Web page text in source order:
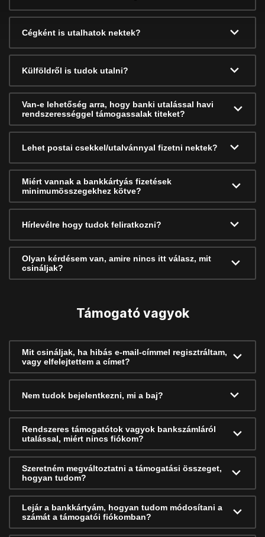
Cégként is utalhatok nektek?
Külföldről is tudok utalni?
Van-e lehetőség arra, hogy banki utalással havi
rendszerességgel támogassalak titeket?
Lehet postai csekkel/utalvánnyal fizetni nektek?
Miért vannak a bankkártyás fizetések
minimumösszegekhez kötve?
Hírlevélre hogy tudok feliratkozni?
Olyan kérdésem van, amire nincs itt válasz, mit
csináljak?
Támogató vagyok
Mit csináljak, ha hibás e-mail-címmel regisztráltam,
vagy elfelejtettem a címet?
Nem tudok bejelentkezni, mi a baj?
Rendszeres támogatótok vagyok bankszámláról
utalással, miért nincs fiókom?
Szeretném megváltoztatni a támogatási összeget,
hogyan tudom?
Lejár a bankkártyám, hogyan tudom módosítani a
számát a támogatói fiókomban?